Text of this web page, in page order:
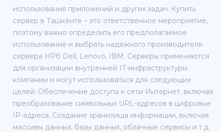
использования приложений и других задач. Купить
сервер в Ташкенте – это ответственное мероприятие,
поэтому важно определить его предполагаемое
использование и выбрать надежного производителя
сервера HPб Dell, Lenovo, IBM. Серверы применяются
для организации внутренней IT-инфраструктуры
компании и могут использоваться для следующих
целей: Обеспечение доступа к сети Интернет, включая
преобразование символьных URL-адресов в цифровые
IP-адреса. Создание хранилища информации, включая
массивы данных, базы данных, облачные сервисы и т.д.